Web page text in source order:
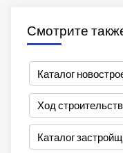
Смотрите
Каталог
Ход
Каталог